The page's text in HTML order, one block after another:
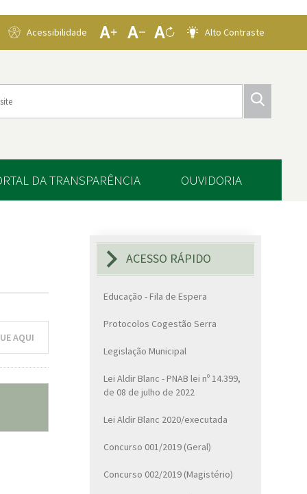
Acessibilidade Alto Contraste
DA TRANSPARÊNCIA OUVIDORIA
AQUI
ACESSO RÁPIDO
Educação - Fila de Espera
Protocolos Cogestão Serra
Legislação Municipal
Lei Aldir Blanc - PNAB lei nº 14.399,
de 08 de julho de 2022
Lei Aldir Blanc 2020/executada
Concurso 001/2019 (Geral)
Concurso 002/2019 (Magistério)